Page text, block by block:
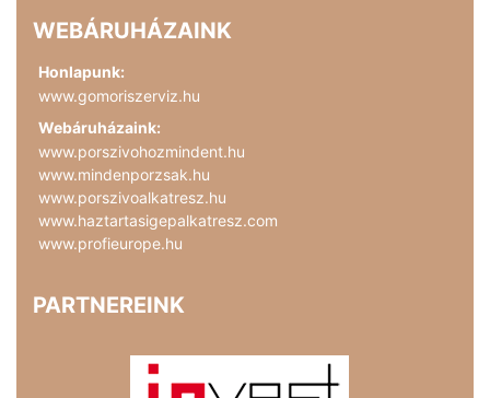
WEBÁRUHÁZAINK
Honlapunk:
www.gomoriszerviz.hu
Webáruházaink:
www.porszivohozmindent.hu
www.mindenporzsak.hu
www.porszivoalkatresz.hu
www.haztartasigepalkatresz.com
www.profieurope.hu
PARTNEREINK